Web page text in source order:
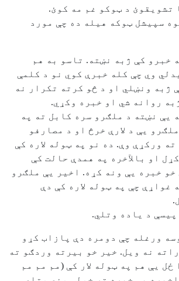
تشویقوئ د ټوکو غم مه کوئ.
سپیشل ټوکه هیله ده چې مورد
خبرو کې ژبه نښته. تاسو به هم
وي چې کله خبرې کوي نو د کلمې
ژبه ونښلي او د څو کرته تکرار نه
روانه شي او خبره وکړي.
یې نښته د ملګرو سره کابل ته په
یې د لارې خرڅ او د مصارفو
ورکړې وې. ده نو په ټوله لاره کې
او بالآخره په همدې حالت کې
خبره یې ونه کړه. اخیر یې ملګرو
غواړې چې په ټوله لاره کې دې
د یاده وتلي.
ورغله چې دومره دې پازاب کړو
نه ویل. خیر خو بیرته وردګو ته
یې هم په ټوله لار کې (مم مم مم